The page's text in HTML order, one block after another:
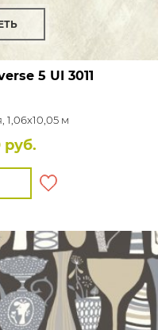
5 UI 3011
1,06x10,05 м
руб.